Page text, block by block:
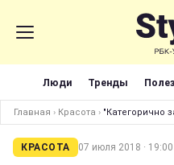
Люди Тренды
Главная › Красота › "Категорично
КРАСОТА 07 июля 2018 · 19:00